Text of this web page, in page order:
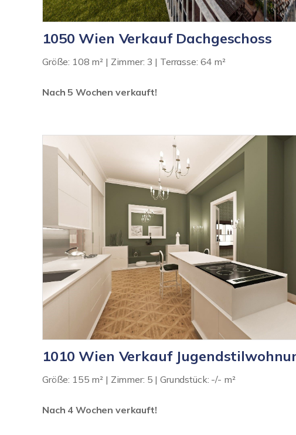
1050 Wien Verkauf Dachgeschoss
Größe: 108 m² | Zimmer: 3 | Terrasse: 64 m²
Nach 5 Wochen verkauft!
1010 Wien Verkauf
Größe: 155 m² | Zimmer: 5 | Grundstück: -/- m²
Nach 4 Wochen verkauft!